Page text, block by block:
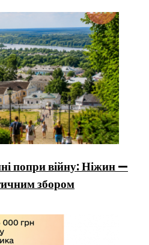
попри війну: Ніжин —
збором